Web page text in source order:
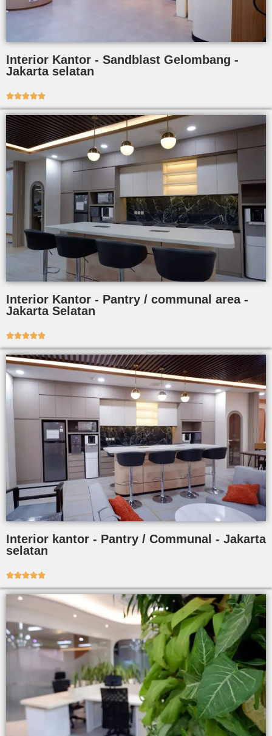
Interior Kantor - Sandblast Gelombang -
Jakarta selatan

Interior Kantor - Pantry / communal area -
Jakarta Selatan

Interior kantor - Pantry / Communal - Jakarta
selatan
